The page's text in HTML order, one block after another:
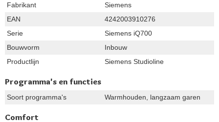
Fabrikant
Siemens
EAN
4242003910276
Serie
Siemens iQ700
Bouwvorm
Inbouw
Productlijn
Siemens Studioline
Programma's en functies
Soort programma's Warmhouden, langzaam garen
Comfort